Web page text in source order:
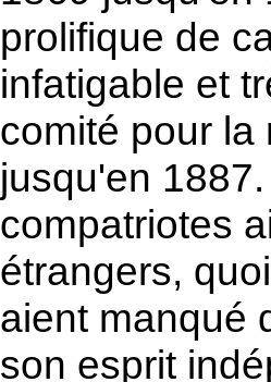
prolifique de
infatigable et
comité pour la
jusqu'en
compatriotes
étrangers,
aient manqué
son esprit